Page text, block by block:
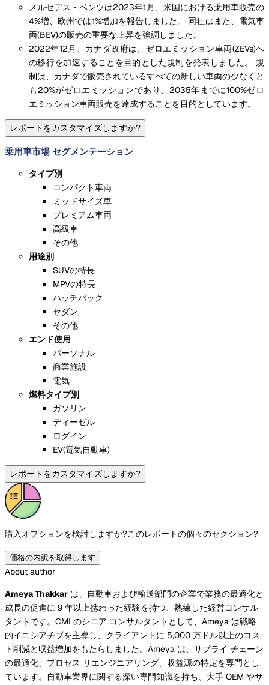
メルセデス・ベンツは2023年1月、米国における乗用車販売の
4%増、欧州では1%増加を報告しました。 同社はまた、電気車
両(BEV)の販売の重要な上昇を強調しました。
2022年12月、カナダ政府は、ゼロエミッション車両(ZEVs)へ
の移行を加速することを目的とした規制を発表しました。 規
制は、カナダで販売されているすべての新しい車両の少なくと
も20%がゼロエミッションであり、2035年までに100%ゼロ
エミッション車両販売を達成することを目的としています。
レポートをカスタマイズしますか?
乗用車市場 セグメンテーション
タイプ別
コンパクト車両
ミッドサイズ車
プレミアム車両
高級車
その他
用途別
SUVの特長
MPVの特長
ハッチバック
セダン
その他
エンド使用
パーソナル
商業施設
電気
燃料タイプ別
ガソリン
ディーゼル
ログイン
EV(電気自動車)
レポートをカスタマイズしますか?
購入オプションを検討しますか?このレポートの個々のセクション?
価格の内訳を取得します
About author
Ameya Thakkar は、自動車および輸送部門の企業で業務の最適化と
成長の促進に 9 年以上携わった経験を持つ、熟練した経営コンサル
タントです。CMI のシニア コンサルタントとして、Ameya は戦略
的イニシアチブを主導し、クライアントに 5,000 万ドル以上のコス
ト削減と収益増加をもたらしました。Ameya は、サプライ チェーン
の最適化、プロセス リエンジニアリング、収益源の特定を専門とし
ています。自動車業界に関する深い専門知識を持ち、大手 OEM やサ